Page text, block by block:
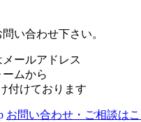
い合わせ下さい。
ールアドレス
ムから
付けております
お問い合わせ・ご相談は